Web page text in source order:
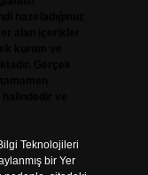
Teknolojileri
bir Yer